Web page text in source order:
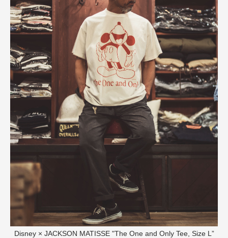
Disney × JACKSON MATISSE "The One and Only Tee, Size L”